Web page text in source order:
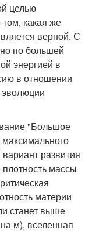
целью
какая же
верной. С
по большей
энергией в
в отношении
"Большое
развития
массы
материи
станет выше
м), вселенная